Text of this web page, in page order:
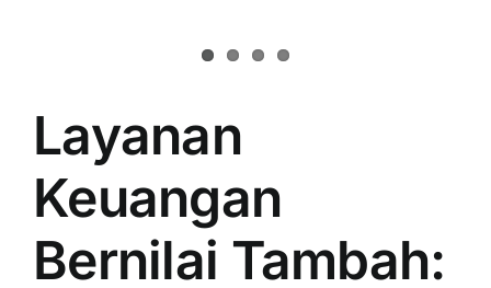
Layanan
Keuangan
Bernilai Tambah: